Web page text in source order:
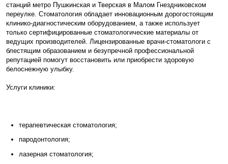
станций метро Пушкинская и Тверская в Малом Гнездниковском
переулке. Стоматология обладает инновационным дорогостоящим
клинико-диагностическим оборудованием, а также использует
только сертифицированные стоматологические материалы от
ведущих производителей. Лицензированные врачи-стоматологи с
блестящим образованием и безупречной профессиональной
репутацией помогут восстановить или приобрести здоровую
белоснежную улыбку.
Услуги клиники:
терапевтическая стоматология;
пародонтология;
лазерная стоматология;